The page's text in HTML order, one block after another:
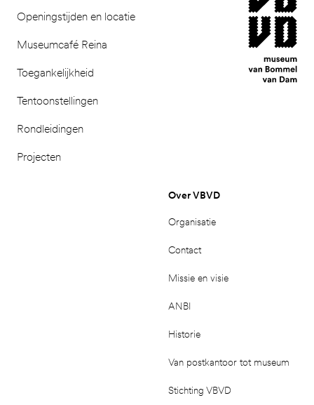
Openingstijden en locatie
Museumcafé Reina
Toegankelijkheid
Tentoonstellingen
Rondleidingen
Projecten
Over VBVD
Organisatie
Contact
Missie en visie
ANBI
Historie
Van postkantoor tot museum
Stichting VBVD